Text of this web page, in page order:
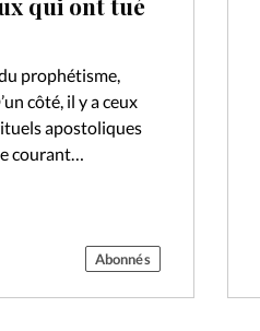
prophétisme,
côté, il y a ceux
apostoliques
courant
Abonnés